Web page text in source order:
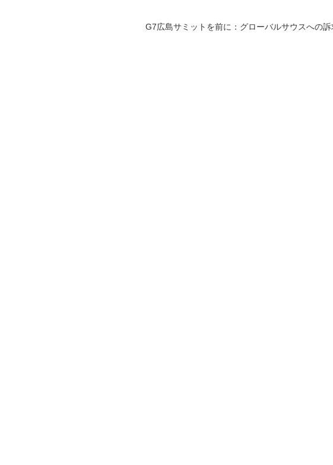
G7広島サミットを前に：グローバルサウスへの